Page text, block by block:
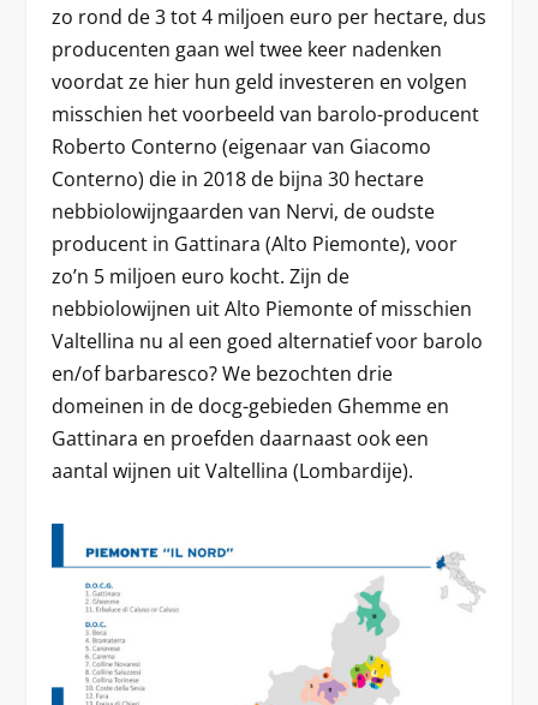
zo rond de 3 tot 4 miljoen euro per hectare, dus
producenten gaan wel twee keer nadenken
voordat ze hier hun geld investeren en volgen
misschien het voorbeeld van barolo-producent
Roberto Conterno (eigenaar van Giacomo
Conterno) die in 2018 de bijna 30 hectare
nebbiolowijngaarden van Nervi, de oudste
producent in Gattinara (Alto Piemonte), voor
zo’n 5 miljoen euro kocht. Zijn de
nebbiolowijnen uit Alto Piemonte of misschien
Valtellina nu al een goed alternatief voor barolo
en/of barbaresco? We bezochten drie
domeinen in de docg-gebieden Ghemme en
Gattinara en proefden daarnaast ook een
aantal wijnen uit Valtellina (Lombardije).